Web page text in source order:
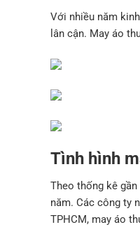
Với nhiều năm
lân cận. May áo
Tình hình
Theo thống kê
năm. Các công ty
TPHCM, may áo